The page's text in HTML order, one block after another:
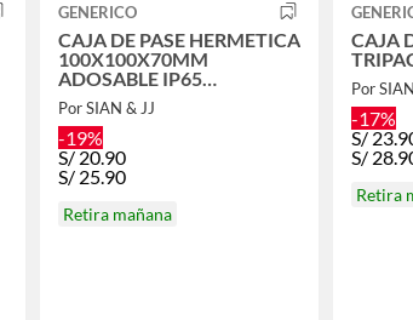
GENERICO
CAJA DE PASE HERMETICA
100X100X70MM
ADOSABLE IP65
CAMOVAK
Por SIAN & JJ
-19%
S/20.90
S/ 25.90
Retira mañana
CAJA
Por
-17%
S/
S/
Retira